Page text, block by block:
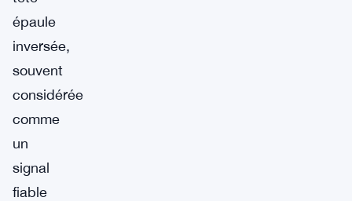
épaule
inversée,
souvent
considérée
comme
un
signal
fiable